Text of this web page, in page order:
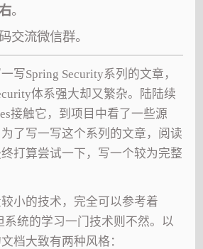
。
交流微信群。
写Spring Security系列的文章，
体系强大却又繁杂。陆陆续
接触它，到项目中看了一些源
了写一写这个系列的文章，阅读
打算尝试一下，写一个较为完整
小的技术，完全可以参考着
系统的学习一门技术则不然。以
档大致有两种风格：